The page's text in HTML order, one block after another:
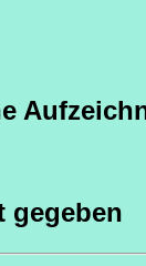
gegeben